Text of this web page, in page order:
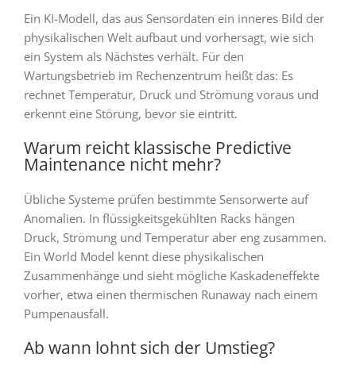
Ein KI-Modell, das aus Sensordaten ein inneres Bild der
physikalischen Welt aufbaut und vorhersagt, wie sich
ein System als Nächstes verhält. Für den
Wartungsbetrieb im Rechenzentrum heißt das: Es
rechnet Temperatur, Druck und Strömung voraus und
erkennt eine Störung, bevor sie eintritt.
Warum reicht klassische Predictive
Maintenance nicht mehr?
Übliche Systeme prüfen bestimmte Sensorwerte auf
Anomalien. In flüssigkeitsgekühlten Racks hängen
Druck, Strömung und Temperatur aber eng zusammen.
Ein World Model kennt diese physikalischen
Zusammenhänge und sieht mögliche Kaskadeneffekte
vorher, etwa einen thermischen Runaway nach einem
Pumpenausfall.
Ab wann lohnt sich der Umstieg?